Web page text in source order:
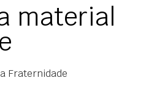
material
Fraternidade